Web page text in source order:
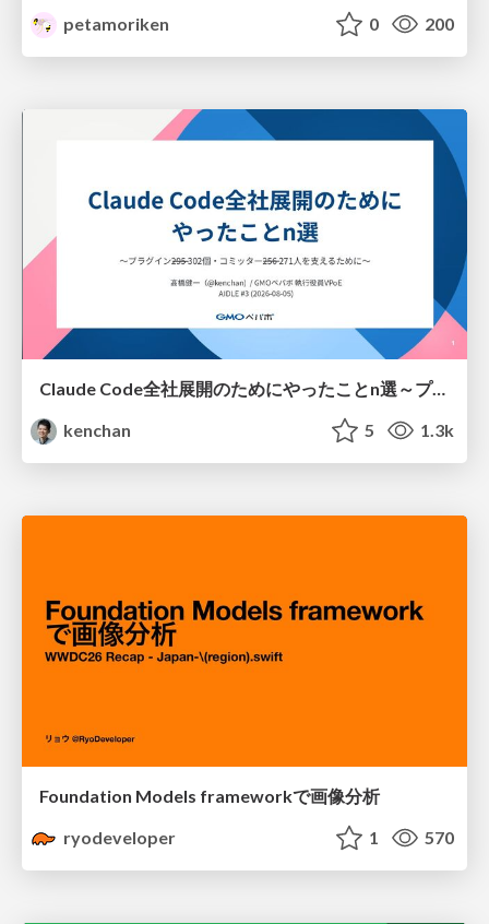
petamoriken
0 200
Claude Code全社展開のためにやったことn選～プラグイン302個・コミッター271人を支えるために～
kenchan
5 1.3k
Foundation Models frameworkで画像分析
ryodeveloper
1 570